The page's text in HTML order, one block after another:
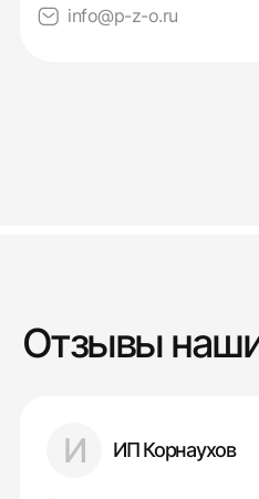
info@p-z-o.ru
Отзывы
И ИП Корнаухов